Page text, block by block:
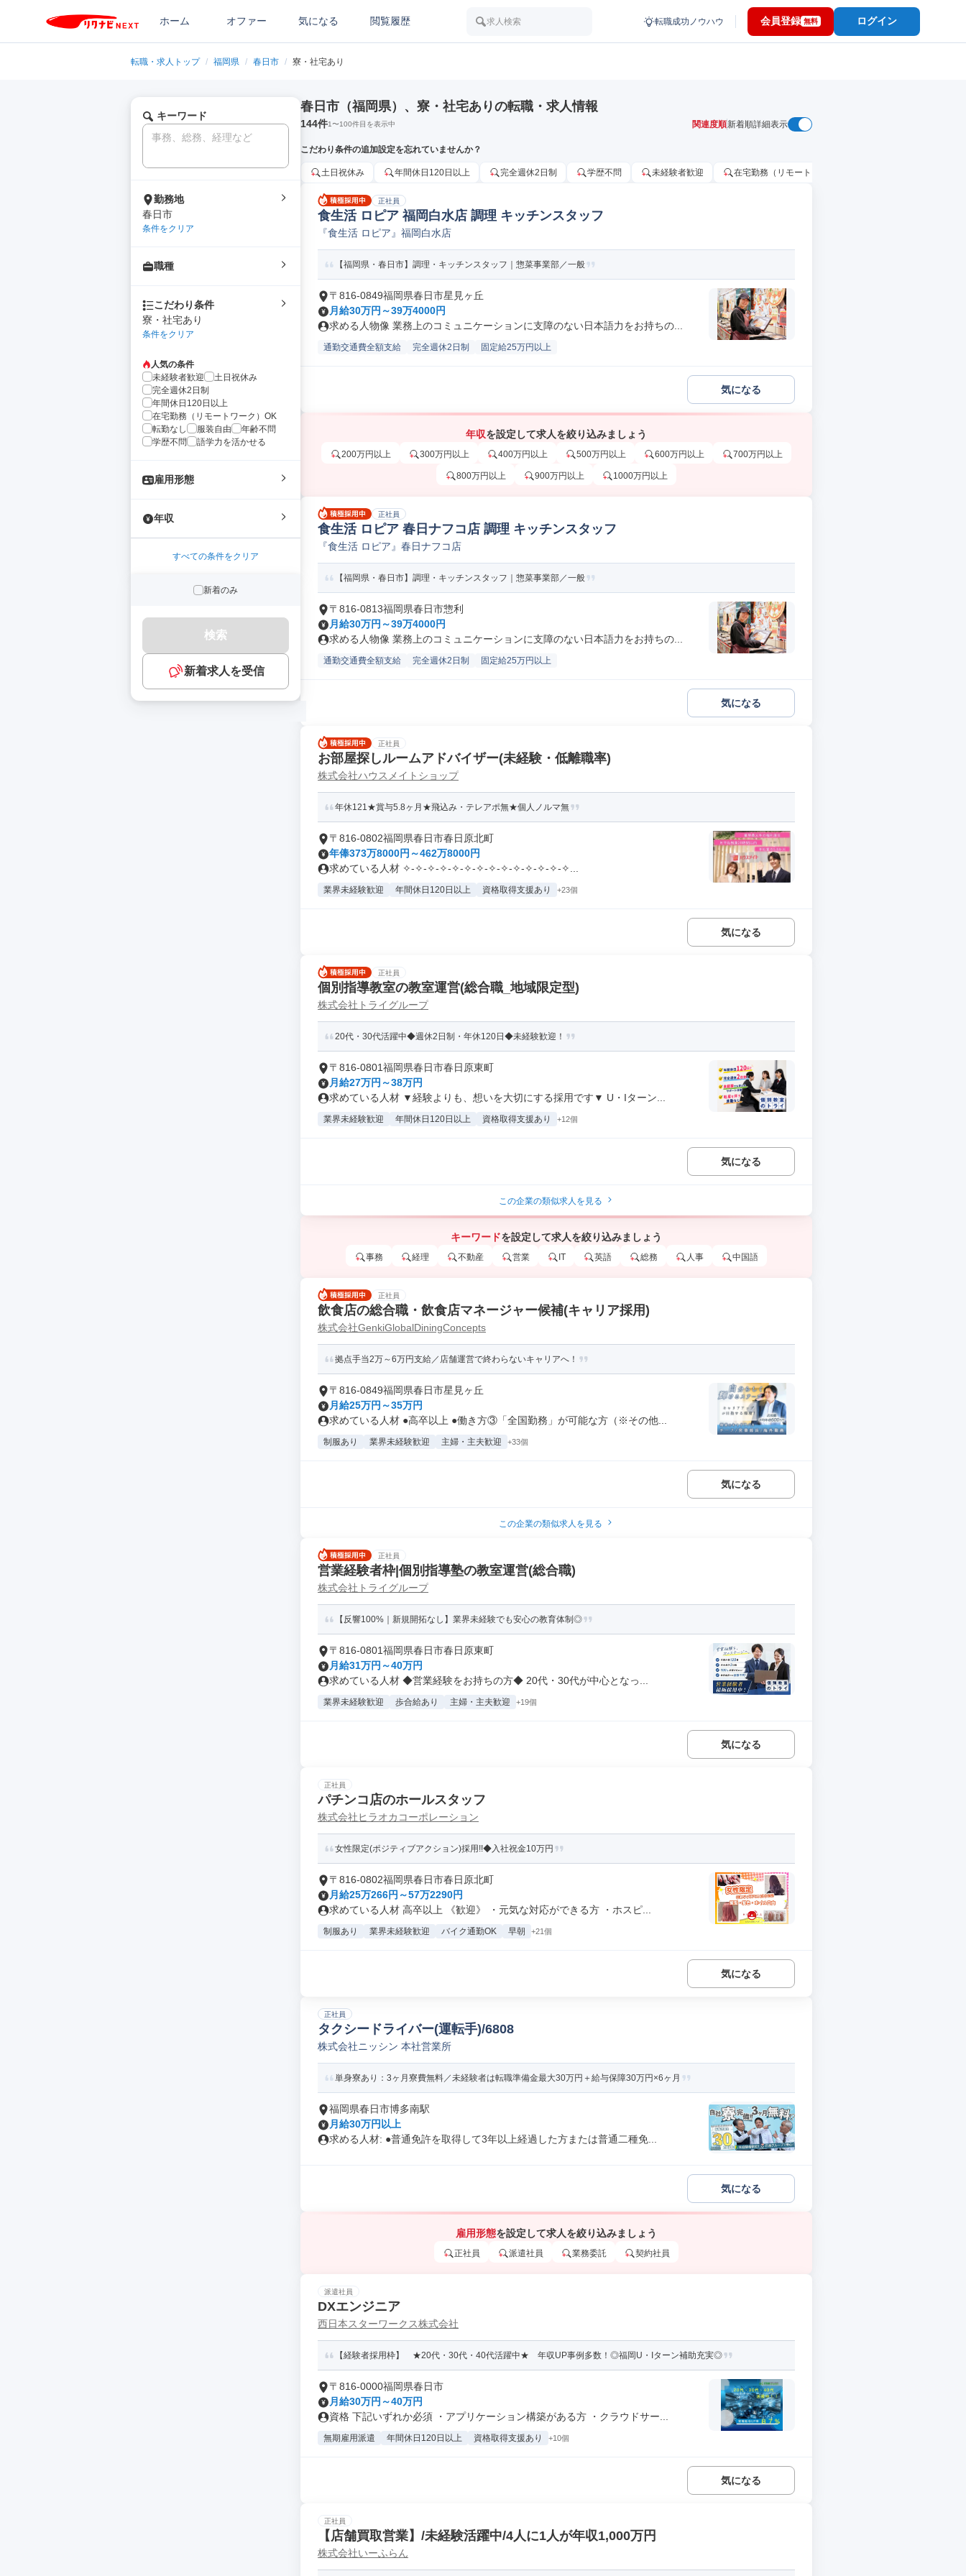
ホーム オファー 気になる 閲覧履歴 求人検索 転職成功ノウハウ 会員登録 無料 ログイン
転職・求人トップ / 福岡県 / 春日市 / 寮・社宅あり
キーワード
勤務地
春日市
条件をクリア
職種
こだわり条件
寮・社宅あり
条件をクリア
人気の条件
未経験者歓迎
土日祝休み
完全週休2日制
年間休日120日以上
在宅勤務（リモートワーク）OK
転勤なし
服装自由
年齢不問
学歴不問
語学力を活かせる
雇用形態
年収
すべての条件をクリア
新着のみ
検索
新着求人を受信
春日市（福岡県）、寮・社宅ありの転職・求人情報
144件1〜100件目を表示中 関連度順新着順詳細表示
こだわり条件の追加設定を忘れていませんか？
土日祝休み 年間休日120日以上 完全週休2日制 学歴不問 未経験者歓迎 在宅勤務（リモートワーク）OK
正社員
食生活 ロピア 福岡白水店 調理 キッチンスタッフ
『食生活 ロピア』福岡白水店
【福岡県・春日市】調理・キッチンスタッフ｜惣菜事業部／一般
〒816-0849福岡県春日市星見ヶ丘
月給30万円～39万4000円
求める人物像 業務上のコミュニケーションに支障のない日本語力をお持ちの...
通勤交通費全額支給 完全週休2日制 固定給25万円以上
気になる
年収を設定して求人を絞り込みましょう
200万円以上 300万円以上 400万円以上 500万円以上 600万円以上 700万円以上
800万円以上 900万円以上 1000万円以上
正社員
食生活 ロピア 春日ナフコ店 調理 キッチンスタッフ
『食生活 ロピア』春日ナフコ店
【福岡県・春日市】調理・キッチンスタッフ｜惣菜事業部／一般
〒816-0813福岡県春日市惣利
月給30万円～39万4000円
求める人物像 業務上のコミュニケーションに支障のない日本語力をお持ちの...
通勤交通費全額支給 完全週休2日制 固定給25万円以上
気になる
正社員
お部屋探しルームアドバイザー(未経験・低離職率)
株式会社ハウスメイトショップ
年休121★賞与5.8ヶ月★飛込み・テレアポ無★個人ノルマ無
〒816-0802福岡県春日市春日原北町
年俸373万8000円～462万8000円
求めている人材 ✧-✧-✧-✧-✧-✧-✧-✧-✧-✧-✧-✧-✧-✧...
業界未経験歓迎 年間休日120日以上 資格取得支援あり +23個
気になる
正社員
個別指導教室の教室運営(総合職_地域限定型)
株式会社トライグループ
20代・30代活躍中◆週休2日制・年休120日◆未経験歓迎！
〒816-0801福岡県春日市春日原東町
月給27万円～38万円
求めている人材 ▼経験よりも、想いを大切にする採用です▼ U・Iターン...
業界未経験歓迎 年間休日120日以上 資格取得支援あり +12個
気になる
この企業の類似求人を見る
キーワードを設定して求人を絞り込みましょう
事務 経理 不動産 営業 IT 英語 総務 人事 中国語
正社員
飲食店の総合職・飲食店マネージャー候補(キャリア採用)
株式会社GenkiGlobalDiningConcepts
拠点手当2万～6万円支給／店舗運営で終わらないキャリアへ！
〒816-0849福岡県春日市星見ヶ丘
月給25万円～35万円
求めている人材 ●高卒以上 ●働き方③「全国勤務」が可能な方（※その他...
制服あり 業界未経験歓迎 主婦・主夫歓迎 +33個
気になる
この企業の類似求人を見る
正社員
営業経験者枠|個別指導塾の教室運営(総合職)
株式会社トライグループ
【反響100%｜新規開拓なし】業界未経験でも安心の教育体制◎
〒816-0801福岡県春日市春日原東町
月給31万円～40万円
求めている人材 ◆営業経験をお持ちの方◆ 20代・30代が中心となっ...
業界未経験歓迎 歩合給あり 主婦・主夫歓迎 +19個
気になる
正社員
パチンコ店のホールスタッフ
株式会社ヒラオカコーポレーション
女性限定(ポジティブアクション)採用!!◆入社祝金10万円
〒816-0802福岡県春日市春日原北町
月給25万266円～57万2290円
求めている人材 高卒以上 《歓迎》 ・元気な対応ができる方 ・ホスピ...
制服あり 業界未経験歓迎 バイク通勤OK 早朝 +21個
気になる
正社員
タクシードライバー(運転手)/6808
株式会社ニッシン 本社営業所
単身寮あり：3ヶ月寮費無料／未経験者は転職準備金最大30万円＋給与保障30万円×6ヶ月
福岡県春日市博多南駅
月給30万円以上
求める人材: ●普通免許を取得して3年以上経過した方または普通二種免...
気になる
雇用形態を設定して求人を絞り込みましょう
正社員 派遣社員 業務委託 契約社員
派遣社員
DXエンジニア
西日本スターワークス株式会社
【経験者採用枠】 ★20代・30代・40代活躍中★ 年収UP事例多数！◎福岡U・Iターン補助充実◎
〒816-0000福岡県春日市
月給30万円～40万円
資格 下記いずれか必須 ・アプリケーション構築がある方 ・クラウドサー...
無期雇用派遣 年間休日120日以上 資格取得支援あり +10個
気になる
正社員
【店舗買取営業】/未経験活躍中/4人に1人が年収1,000万円
株式会社いーふらん